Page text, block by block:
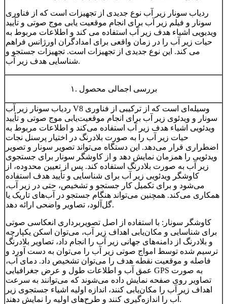
ردیاب سونار زیر آب نوع جدیدی از تجهیزات است که از فناوری
سونار و فیلم زیر آب برای انجام موقعیت یابی موج صوتی و تأیید
ویدیویی اشیاء هدف زیر آب استفاده می کند و اطلاعات مربوط به
حیات زیر آب را در زمان واقعی برای امدادگران اورژانس فراهم
می کند. این نوع جدیدی از تجهیزات است. تجهیزات جستجو و
شناسایی هدف زیر آب.
۱. بررسی اجمالی محصول
ردیاب سونار زیر آب V8 وسیله‌ای است که از ترکیبی از فناوری
سونار و ویدئوی زیر آب برای انجام موقعیت‌یابی موج صوتی و تأیید
ویدئویی اشیاء هدف زیر آب استفاده می‌کند و اطلاعات مربوط به
حیات زیر آب را به صورت بلادرنگ در اختیار پرسنل نجات
اضطراری قرار می‌دهد. این دستگاه می‌تواند تصویر سونار و تصویر
ویدئویی را همزمان نمایش دهد و از کاوشگر سونار برای جستجوی
زیر آب به صورت بلادرنگ استفاده کند. پس از تعیین محدوده، از
کاوشگر ویدئویی زیر آب برای شناسایی و تأیید هدف استفاده
می‌شود و برای تکمیل کار جستجو و تشخیص، حتی در زیر آب،
همکاری می‌کند. همچنین می‌تواند هنگام جستجو در آب‌های تاریک یا
گل‌آلود، تصاویر واضحی ارائه دهد.
کاوشگر سونار: با استفاده از اصل تصویربرداری انعکاسی صوتی
برای شناسایی و مکان‌یابی اهداف زیر آب، می‌توان اسکن یکپارچه
و بلادرنگ از دامنه‌های جهانی زیر آب را انجام داد، تصاویر بلادرنگ
ترسیم شده توسط امواج صوتی زیر آب را می‌توان به دست آورد و
فاصله و موقعیت نقطه هدف را می‌توان تشخیص داد. دمای آب،
عمق آب و اطلاعات طول و عرض جغرافیایی GPS به صورت
تصاویر روی صفحه نمایش داده می‌شوند که می‌توانند به سرعت
اهداف زیر آب را مکان‌یابی کنند، اندازه اولیه اشیاء جستجوی زیر
آب را اندازه‌گیری کنند و طرح‌های اولیه را نمایش دهند.